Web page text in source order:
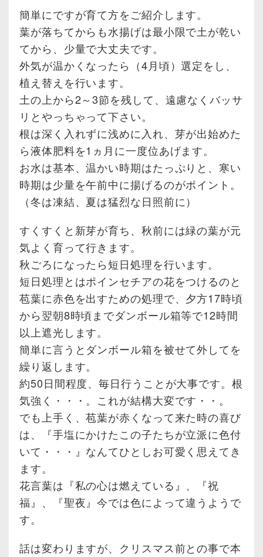
簡単にですが育て方をご紹介します。
葉が落ちてからも水揚げは最小限で土が乾い
てから、少量で大丈夫です。
外気が温かくなったら（4月頃）選定をし、
植え替えを行います。
土の上から2～3節を残して、遠慮なくバッサ
リとやっちゃって下さい。
根は深く入れずに浅めに入れ、芽が出始めた
ら液体肥料を1ヵ月に一度位あげます。
お水は基本、温かい時期はたっぷりと、寒い
時期は少量を午前中に揚げるのがポイント。
（冬は凍結、夏は猛烈な日照前に）
すくすくと新芽が育ち、秋前には緑の葉が元
気よく育って行きます。
秋ごろになったら短日処理を行います。
短日処理とはポインセチアの花をつけるのと
苞葉に赤色を出すための処理で、夕方17時頃
から翌朝8時頃までダンボール箱等で12時間
以上遮光します。
簡単に言うとダンボール箱を被せて外してを
繰り返します。
約50日間程度、毎日行うことが大事です。根
気強く・・・。これが結構大変です・・。
でも上手く、苞葉が赤くなって来た時の喜び
は、『手塩にかけたこの子たちが立派に色付
いて・・・』なんてひとしお可愛く思えてき
ます。
花言葉は『私の心は燃えている』、『祝
福』、『聖夜』今では色によって違うようで
す。
話は変わりますが、クリスマス前との事で本